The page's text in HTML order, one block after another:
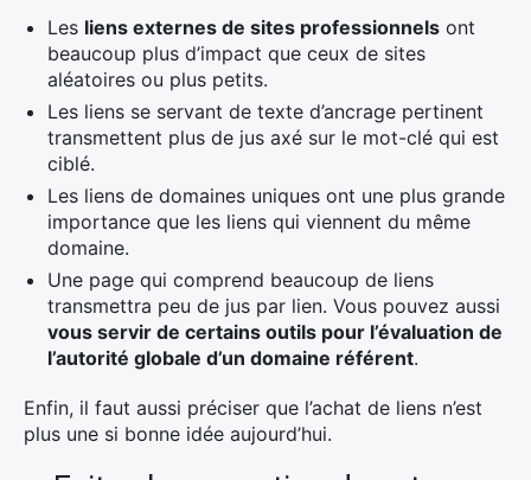
Les liens externes de sites professionnels ont
beaucoup plus d’impact que ceux de sites
aléatoires ou plus petits.
Les liens se servant de texte d’ancrage pertinent
transmettent plus de jus axé sur le mot-clé qui est
ciblé.
Les liens de domaines uniques ont une plus grande
importance que les liens qui viennent du même
domaine.
Une page qui comprend beaucoup de liens
transmettra peu de jus par lien. Vous pouvez aussi
vous servir de certains outils pour l’évaluation de
l’autorité globale d’un domaine référent.
Enfin, il faut aussi préciser que l’achat de liens n’est
plus une si bonne idée aujourd’hui.